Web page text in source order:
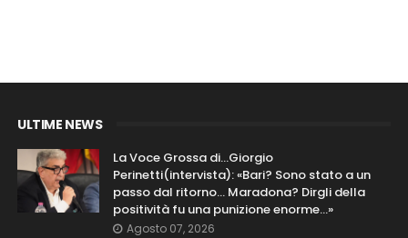
ULTIME NEWS
La Voce Grossa di…Giorgio
Perinetti(intervista): «Bari? Sono stato a un
passo dal ritorno... Maradona? Dirgli della
positività fu una punizione enorme…»
Agosto 07, 2026